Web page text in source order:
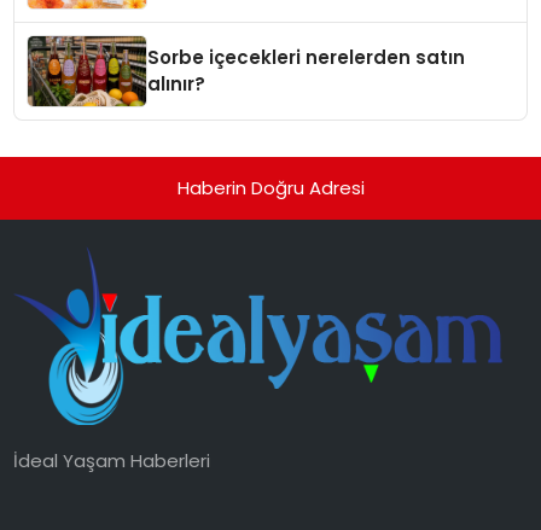
Sorbe içecekleri nerelerden satın
alınır?
Haberin Doğru Adresi
İdeal Yaşam Haberleri